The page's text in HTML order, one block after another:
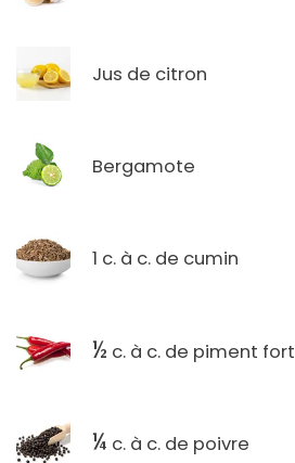
Jus de citron
Bergamote
1 c. à c. de cumin
½ c. à c. de piment fort
¼ c. à c. de poivre